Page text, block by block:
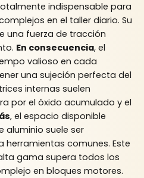
indispensable para
en el taller diario. Su
una fuerza de tracción
En consecuencia, el
valioso en cada
una sujeción perfecta del
internas suelen
por el óxido acumulado y el
, el espacio disponible
aluminio suele ser
comunes. Este
gama supera todos los
en bloques motores.